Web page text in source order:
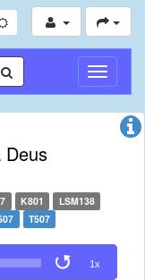
Deus
K801
LSM138
T507
1x